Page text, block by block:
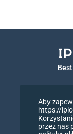
Aby
https://
przez nas